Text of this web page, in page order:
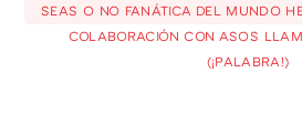
SEAS O NO FANÁTICA DEL MUNDO
COLABORACIÓN CON ASOS
(¡PALABRA!)